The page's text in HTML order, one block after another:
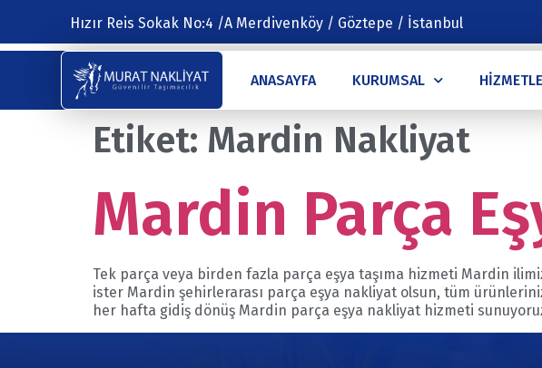
Hızır Reis Sokak No:4 /A Merdivenköy / Göztepe / İstanbul
ANASAYFA KURUMSAL
Etiket: Mardin Nakliyat
Mardin Parça
Tek parça veya birden fazla parça eşya taşıma hizmeti Mardin
ister Mardin şehirlerarası parça eşya nakliyat olsun, tüm
her hafta gidiş dönüş Mardin parça eşya nakliyat hizmeti